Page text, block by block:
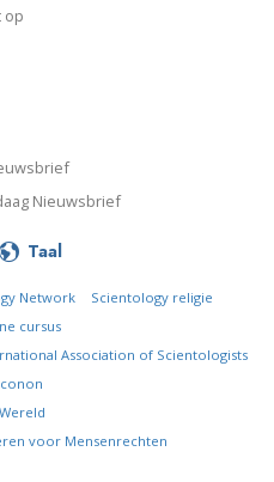
op
Nieuwsbrief
Taal
Network
Scientology religie
cursus
Association of Scientologists
voor Mensenrechten